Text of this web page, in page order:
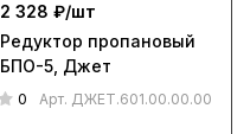
2 328 ₽/шт
Редуктор пропановый
БПО-5, Джет
0 Арт. ДЖЕТ.601.00.00.00